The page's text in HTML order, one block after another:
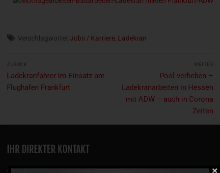
Verschlagwortet Jobs / Karriere, Ladekran
Beitragsnavigation
ZURÜCK
Vorheriger
Beitrag:
Ladekranfahrer im Einsatz am
Flughafen Frankfurt
WEITER
Nächster
Beitrag:
Pool verheben –
Ladekranarbeiten in Hessen
mit ADW – auch in Corona
Zeiten
IHR DIREKTER KONTAKT